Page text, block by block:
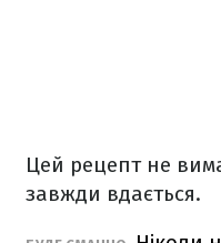
Цей рецепт не
завжди вдається.